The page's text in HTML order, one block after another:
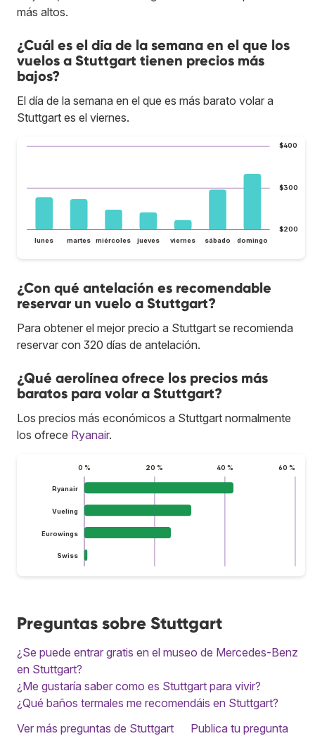
más altos.
¿Cuál es el día de la semana en el que los
vuelos a Stuttgart tienen precios más
bajos?
El día de la semana en el que es más barato volar a
Stuttgart es el viernes.
$200
$300
$400
lunes martes miércoles jueves viernes sábado domingo
¿Con qué antelación es recomendable
reservar un vuelo a Stuttgart?
Para obtener el mejor precio a Stuttgart se recomienda
reservar con 320 días de antelación.
¿Qué aerolínea ofrece los precios más
baratos para volar a Stuttgart?
Los precios más económicos a Stuttgart normalmente
los ofrece Ryanair.
0 % 20 % 40 % 60 %
Ryanair
Vueling
Eurowings
Swiss
Preguntas sobre Stuttgart
¿Se puede entrar gratis en el museo de Mercedes-Benz
en Stuttgart?
¿Me gustaría saber como es Stuttgart para vivir?
¿Qué baños termales me recomendáis en Stuttgart?
Ver más preguntas de Stuttgart
Publica tu pregunta